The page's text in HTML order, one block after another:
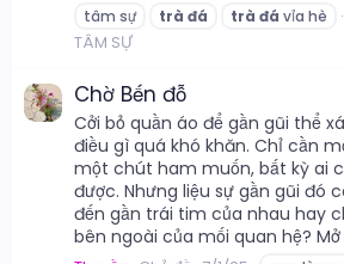
tâm sự
trà đá trà đá vỉa hè
TÂM SỰ
Chờ Bến đỗ
Cởi bỏ quần áo để gần gũi thể
điều gì quá khó khăn. Chỉ cần
một chút ham muốn, bất kỳ ai
được. Nhưng liệu sự gần gũi đó
đến gần trái tim của nhau hay
bên ngoài của mối quan hệ?